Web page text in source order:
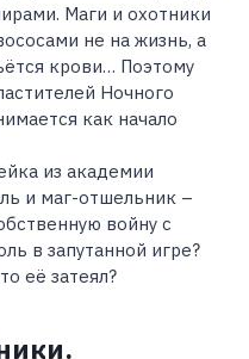
Маги и охотники
не на жизнь, а
крови… Поэтому
Ночного
как начало
из академии
и маг-отшельник –
войну с
в запутанной игре?
её затеял?